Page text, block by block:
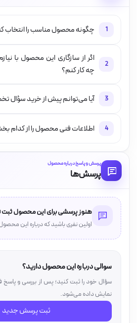
1 چگونه محصول مناسب را انتخاب
2
اگر از سازگاری این محصول با
چه کار کنم؟
3 آیا می‌توانم پیش از خرید سؤال
4 اطلاعات فنی محصول را از کدام
پرسش و پاسخ درباره محصول
پرسش‌ها
هنوز پرسشی برای این محصول
اولین نفری باشید که درباره این
سوالی درباره این محصول دارید؟
سؤال خود را ثبت کنید؛ پس از بررسی و
نمایش داده می‌شود.
ثبت پرسش جدید